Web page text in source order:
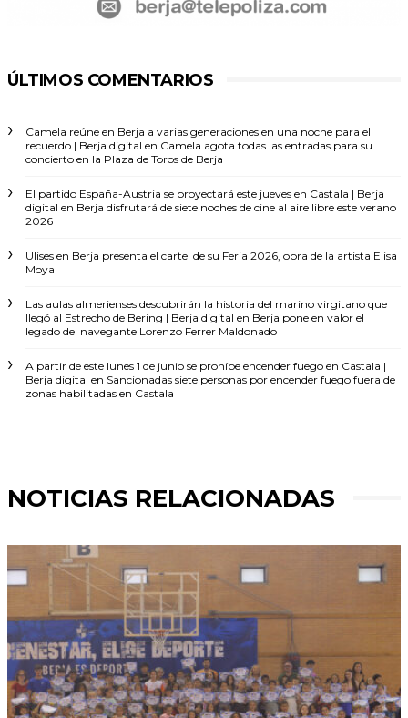
ÚLTIMOS COMENTARIOS
Camela reúne en Berja a varias generaciones en una noche para el
recuerdo | Berja digital en Camela agota todas las entradas para su
concierto en la Plaza de Toros de Berja
El partido España-Austria se proyectará este jueves en Castala | Berja
digital en Berja disfrutará de siete noches de cine al aire libre este verano
2026
Ulises en Berja presenta el cartel de su Feria 2026, obra de la artista Elisa
Moya
Las aulas almerienses descubrirán la historia del marino virgitano que
llegó al Estrecho de Bering | Berja digital en Berja pone en valor el
legado del navegante Lorenzo Ferrer Maldonado
A partir de este lunes 1 de junio se prohíbe encender fuego en Castala |
Berja digital en Sancionadas siete personas por encender fuego fuera de
zonas habilitadas en Castala
NOTICIAS RELACIONADAS